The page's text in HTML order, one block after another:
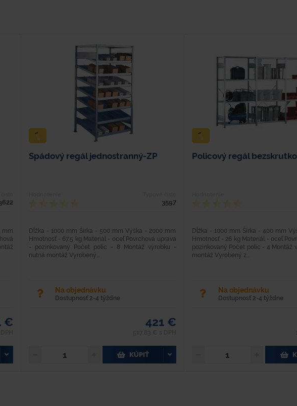
mm
€
Spádový regál jednostranný-ZP
3597
Dĺžka - 1000 mm Šírka - 500 mm Výška - 2000 mm
Hmotnosť - 67,5 kg Materiál - oceľ Povrchová úprava
- pozinkovaný Počet políc - 8 Montáž výrobku -
nutná montáž Vyrobený...
Na objednávku
Dostupnosť 2-4 týždne
421 €
KÚPIŤ
Policový regál
Dĺžka - 1000 mm Šírka - 400 mm
Hmotnosť - 26 kg Materiál - oceľ
pozinkovaný Počet políc - 4 Montáž
montáž Vyrobený z...
Na objednávku
Dostupnosť 2-4 týždne